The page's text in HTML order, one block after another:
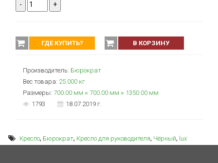
- +
ГДЕ КУПИТЬ? В КОРЗИНУ
Производитель: Бюрократ
Вес товара: 25.000 кг
Размеры: 700.00 мм × 700.00 мм × 1350.00 мм
1793
18.07.2019 г.
Кресло, Бюрократ, Кресло для руководителя, Чёрный, lux